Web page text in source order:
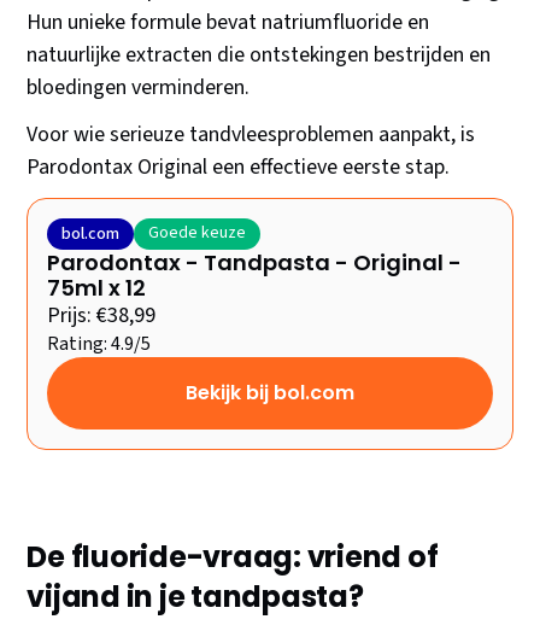
Hun unieke formule bevat natriumfluoride en
natuurlijke extracten die ontstekingen bestrijden en
bloedingen verminderen.
Voor wie serieuze tandvleesproblemen aanpakt, is
Parodontax Original een effectieve eerste stap.
bol.com Goede keuze
Parodontax - Tandpasta - Original -
75ml x 12
Prijs: €38,99
Rating: 4.9/5
Bekijk bij bol.com
De fluoride-vraag: vriend of
vijand in je tandpasta?